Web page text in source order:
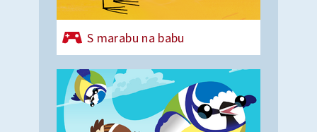
S marabu na babu